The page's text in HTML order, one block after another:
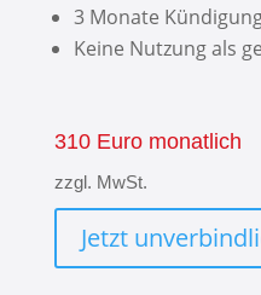
3 Monate
Keine Nutzung als
310 Euro monatlich
zzgl. MwSt.
Jetzt